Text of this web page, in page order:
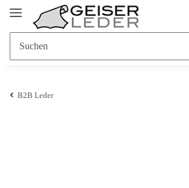
B2B Leder